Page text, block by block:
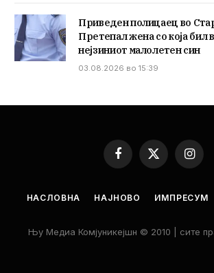
Приведен полицаец во
Претепал жена со која бил
нејзиниот малолетен син
03.08.2026 во 15:39
Facebook
X
НАСЛОВНА НАЈНОВО ИМПРЕСУМ
Њу Медиа Комјуникејшн © 2010 | сите